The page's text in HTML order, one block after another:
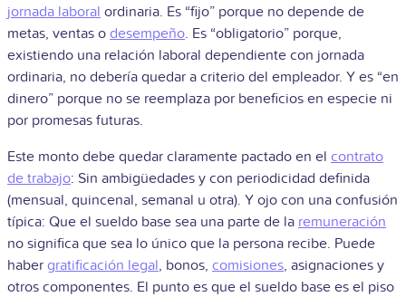
jornada laboral ordinaria. Es “fijo” porque no depende de
metas, ventas o desempeño. Es “obligatorio” porque,
existiendo una relación laboral dependiente con jornada
ordinaria, no debería quedar a criterio del empleador. Y es “en
dinero” porque no se reemplaza por beneficios en especie ni
por promesas futuras.
Este monto debe quedar claramente pactado en el contrato
de trabajo: Sin ambigüedades y con periodicidad definida
(mensual, quincenal, semanal u otra). Y ojo con una confusión
típica: Que el sueldo base sea una parte de la remuneración
no significa que sea lo único que la persona recibe. Puede
haber gratificación legal, bonos, comisiones, asignaciones y
otros componentes. El punto es que el sueldo base es el piso